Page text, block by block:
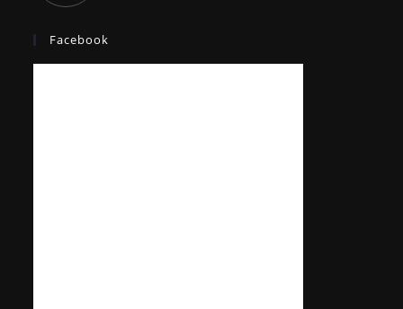
Facebook